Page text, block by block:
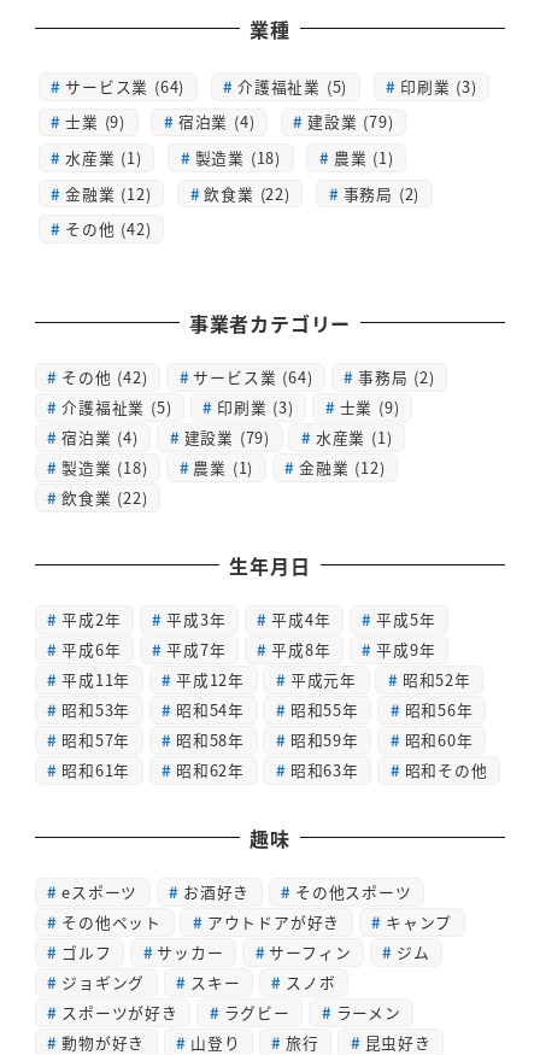
業種
サービス業 (64) 介護福祉業 (5)
印刷業 (3)
士業 (9)
宿泊業 (4)
建設業 (79)
水産業 (1)
製造業 (18)
農業 (1)
金融業 (12)
飲食業 (22)
事務局 (2)
その他 (42)
事業者カテゴリー
その他 (42) サービス業 (64) 事務局 (2)
介護福祉業 (5) 印刷業 (3) 士業 (9)
宿泊業 (4) 建設業 (79) 水産業 (1)
製造業 (18) 農業 (1) 金融業 (12)
飲食業 (22)
生年月日
平成2年 平成3年 平成4年
平成5年
平成6年
平成7年 平成8年
平成9年
平成11年
平成12年 平成元年
昭和52年
昭和53年
昭和54年 昭和55年
昭和56年
昭和57年
昭和58年 昭和59年
昭和60年
昭和61年
昭和62年 昭和63年 昭和その他
趣味
eスポーツ お酒好き
その他スポーツ
その他ペット
アウトドアが好き
キャンプ
ゴルフ
サッカー サーフィン
ジム
ジョギング
スキー
スノボ
スポーツが好き
ラグビー
ラーメン
動物が好き
山登り 旅行
昆虫好き